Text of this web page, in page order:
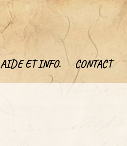
AIDE ET INFO. CONTACT